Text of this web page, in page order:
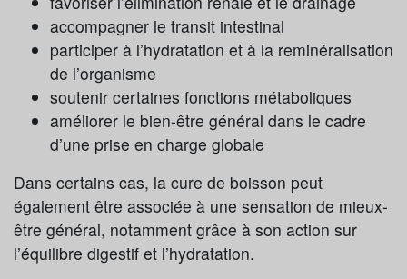
accompagner le transit intestinal
participer à l’hydratation et à la reminéralisation
de l’organisme
soutenir certaines fonctions métaboliques
améliorer le bien-être général dans le cadre
d’une prise en charge globale
Dans certains cas, la cure de boisson peut
également être associée à une sensation de mieux-
être général, notamment grâce à son action sur
l’équilibre digestif et l’hydratation.